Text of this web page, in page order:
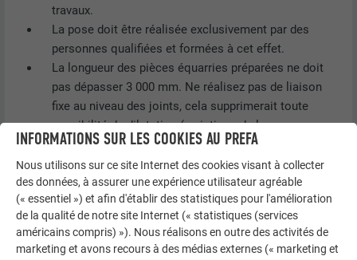
travaux.
La pose doit être réalisée exclusivement par des
personnes qualifiées et formées à cet effet.
La longueur des pièces équarries préparées ne doit
pas dépasser 3 000 mm. Ne réalisez pas de liaison
fixe au niveau des joints, cela supprimerait toute
possibilité de dilatation (variations de longueur
induites par la chaleur).
L’échange ou la reprise du matériau fabriqué avec des
longueurs fixes est exclu.
Lors du transport, manipulez les unités d’emballage
avec soin (voir « Stockage et transport »).
Toutes les longueurs de profils doivent être
INFORMATIONS SUR LES COOKIES AU PREFA
Nous utilisons sur ce site Internet des cookies visant à collecter
des données, à assurer une expérience utilisateur agréable
(« essentiel ») et afin d'établir des statistiques pour l'amélioration
de la qualité de notre site Internet (« statistiques (services
américains compris) »). Nous réalisons en outre des activités de
marketing et avons recours à des médias externes (« marketing et